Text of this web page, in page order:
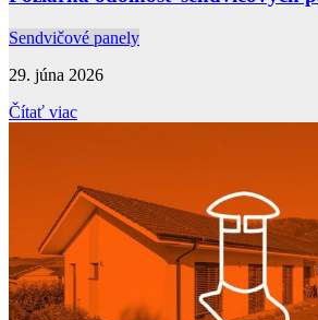
Sendvičové panely
29. júna 2026
Čítať viac